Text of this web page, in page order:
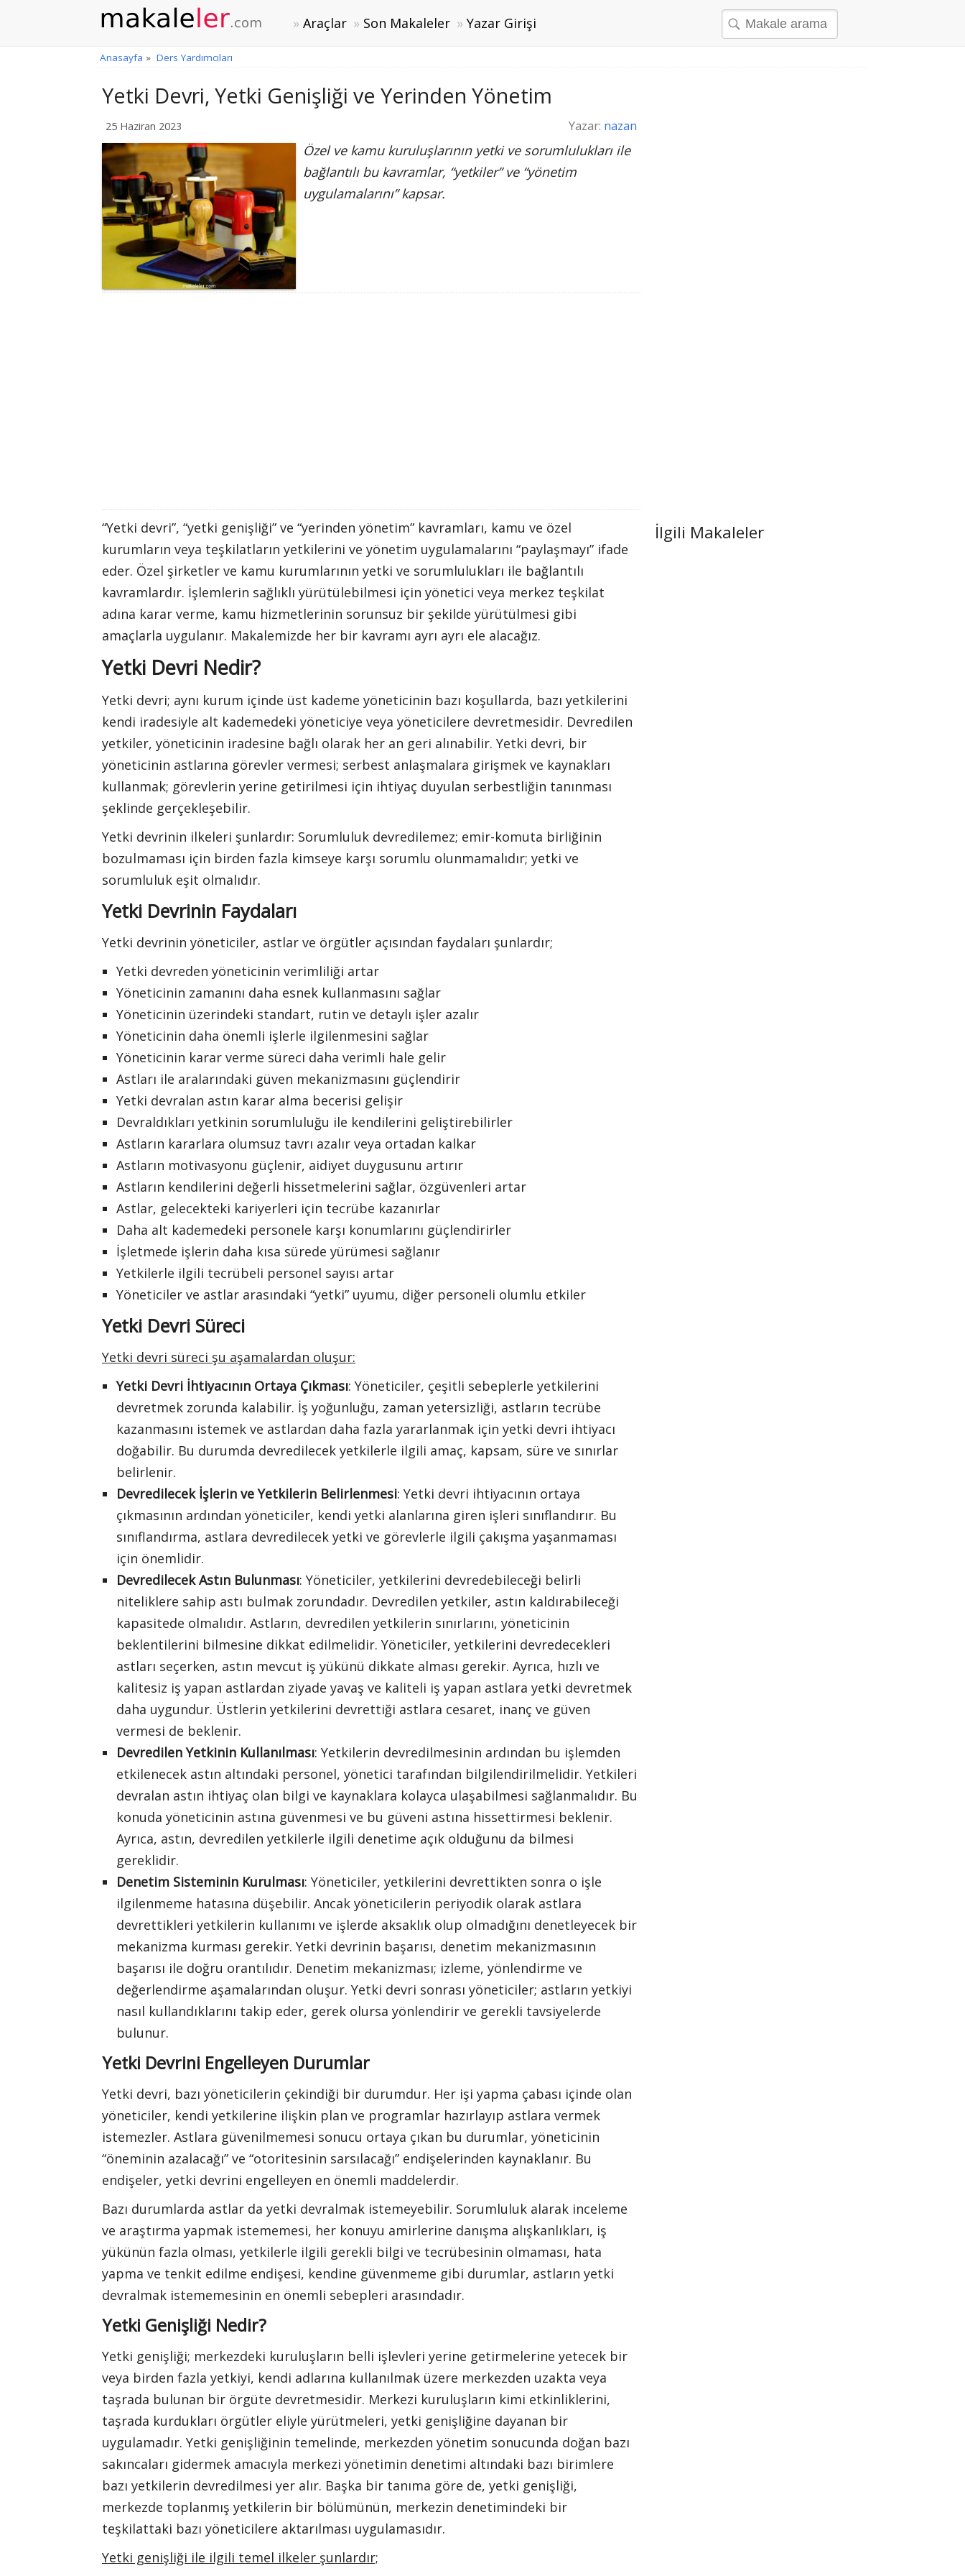
Araçlar Son Makaleler Yazar Girişi
Anasayfa » Ders Yardımcıları
Yetki Devri, Yetki Genişliği ve Yerinden Yönetim
25 Haziran 2023 Yazar: nazan
Özel ve kamu kuruluşlarının yetki ve sorumlulukları ile
bağlantılı bu kavramlar, “yetkiler” ve “yönetim
uygulamalarını” kapsar.
“Yetki devri”, “yetki genişliği” ve “yerinden yönetim” kavramları, kamu ve özel
kurumların veya teşkilatların yetkilerini ve yönetim uygulamalarını “paylaşmayı” ifade
eder. Özel şirketler ve kamu kurumlarının yetki ve sorumlulukları ile bağlantılı
kavramlardır. İşlemlerin sağlıklı yürütülebilmesi için yönetici veya merkez teşkilat
adına karar verme, kamu hizmetlerinin sorunsuz bir şekilde yürütülmesi gibi
amaçlarla uygulanır. Makalemizde her bir kavramı ayrı ayrı ele alacağız.
Yetki Devri Nedir?
Yetki devri; aynı kurum içinde üst kademe yöneticinin bazı koşullarda, bazı yetkilerini
kendi iradesiyle alt kademedeki yöneticiye veya yöneticilere devretmesidir. Devredilen
yetkiler, yöneticinin iradesine bağlı olarak her an geri alınabilir. Yetki devri, bir
yöneticinin astlarına görevler vermesi; serbest anlaşmalara girişmek ve kaynakları
kullanmak; görevlerin yerine getirilmesi için ihtiyaç duyulan serbestliğin tanınması
şeklinde gerçekleşebilir.
Yetki devrinin ilkeleri şunlardır: Sorumluluk devredilemez; emir-komuta birliğinin
bozulmaması için birden fazla kimseye karşı sorumlu olunmamalıdır; yetki ve
sorumluluk eşit olmalıdır.
Yetki Devrinin Faydaları
Yetki devrinin yöneticiler, astlar ve örgütler açısından faydaları şunlardır;
Yetki devreden yöneticinin verimliliği artar
Yöneticinin zamanını daha esnek kullanmasını sağlar
Yöneticinin üzerindeki standart, rutin ve detaylı işler azalır
Yöneticinin daha önemli işlerle ilgilenmesini sağlar
Yöneticinin karar verme süreci daha verimli hale gelir
Astları ile aralarındaki güven mekanizmasını güçlendirir
Yetki devralan astın karar alma becerisi gelişir
Devraldıkları yetkinin sorumluluğu ile kendilerini geliştirebilirler
Astların kararlara olumsuz tavrı azalır veya ortadan kalkar
Astların motivasyonu güçlenir, aidiyet duygusunu artırır
Astların kendilerini değerli hissetmelerini sağlar, özgüvenleri artar
Astlar, gelecekteki kariyerleri için tecrübe kazanırlar
Daha alt kademedeki personele karşı konumlarını güçlendirirler
İşletmede işlerin daha kısa sürede yürümesi sağlanır
Yetkilerle ilgili tecrübeli personel sayısı artar
Yöneticiler ve astlar arasındaki “yetki” uyumu, diğer personeli olumlu etkiler
Yetki Devri Süreci
Yetki devri süreci şu aşamalardan oluşur:
Yetki Devri İhtiyacının Ortaya Çıkması: Yöneticiler, çeşitli sebeplerle yetkilerini
devretmek zorunda kalabilir. İş yoğunluğu, zaman yetersizliği, astların tecrübe
kazanmasını istemek ve astlardan daha fazla yararlanmak için yetki devri ihtiyacı
doğabilir. Bu durumda devredilecek yetkilerle ilgili amaç, kapsam, süre ve sınırlar
belirlenir.
Devredilecek İşlerin ve Yetkilerin Belirlenmesi: Yetki devri ihtiyacının ortaya
çıkmasının ardından yöneticiler, kendi yetki alanlarına giren işleri sınıflandırır. Bu
sınıflandırma, astlara devredilecek yetki ve görevlerle ilgili çakışma yaşanmaması
için önemlidir.
Devredilecek Astın Bulunması: Yöneticiler, yetkilerini devredebileceği belirli
niteliklere sahip astı bulmak zorundadır. Devredilen yetkiler, astın kaldırabileceği
kapasitede olmalıdır. Astların, devredilen yetkilerin sınırlarını, yöneticinin
beklentilerini bilmesine dikkat edilmelidir. Yöneticiler, yetkilerini devredecekleri
astları seçerken, astın mevcut iş yükünü dikkate alması gerekir. Ayrıca, hızlı ve
kalitesiz iş yapan astlardan ziyade yavaş ve kaliteli iş yapan astlara yetki devretmek
daha uygundur. Üstlerin yetkilerini devrettiği astlara cesaret, inanç ve güven
vermesi de beklenir.
Devredilen Yetkinin Kullanılması: Yetkilerin devredilmesinin ardından bu işlemden
etkilenecek astın altındaki personel, yönetici tarafından bilgilendirilmelidir. Yetkileri
devralan astın ihtiyaç olan bilgi ve kaynaklara kolayca ulaşabilmesi sağlanmalıdır. Bu
konuda yöneticinin astına güvenmesi ve bu güveni astına hissettirmesi beklenir.
Ayrıca, astın, devredilen yetkilerle ilgili denetime açık olduğunu da bilmesi
gereklidir.
Denetim Sisteminin Kurulması: Yöneticiler, yetkilerini devrettikten sonra o işle
ilgilenmeme hatasına düşebilir. Ancak yöneticilerin periyodik olarak astlara
devrettikleri yetkilerin kullanımı ve işlerde aksaklık olup olmadığını denetleyecek bir
mekanizma kurması gerekir. Yetki devrinin başarısı, denetim mekanizmasının
başarısı ile doğru orantılıdır. Denetim mekanizması; izleme, yönlendirme ve
değerlendirme aşamalarından oluşur. Yetki devri sonrası yöneticiler; astların yetkiyi
nasıl kullandıklarını takip eder, gerek olursa yönlendirir ve gerekli tavsiyelerde
bulunur.
Yetki Devrini Engelleyen Durumlar
Yetki devri, bazı yöneticilerin çekindiği bir durumdur. Her işi yapma çabası içinde olan
yöneticiler, kendi yetkilerine ilişkin plan ve programlar hazırlayıp astlara vermek
istemezler. Astlara güvenilmemesi sonucu ortaya çıkan bu durumlar, yöneticinin
“öneminin azalacağı” ve “otoritesinin sarsılacağı” endişelerinden kaynaklanır. Bu
endişeler, yetki devrini engelleyen en önemli maddelerdir.
Bazı durumlarda astlar da yetki devralmak istemeyebilir. Sorumluluk alarak inceleme
ve araştırma yapmak istememesi, her konuyu amirlerine danışma alışkanlıkları, iş
yükünün fazla olması, yetkilerle ilgili gerekli bilgi ve tecrübesinin olmaması, hata
yapma ve tenkit edilme endişesi, kendine güvenmeme gibi durumlar, astların yetki
devralmak istememesinin en önemli sebepleri arasındadır.
Yetki Genişliği Nedir?
Yetki genişliği; merkezdeki kuruluşların belli işlevleri yerine getirmelerine yetecek bir
veya birden fazla yetkiyi, kendi adlarına kullanılmak üzere merkezden uzakta veya
taşrada bulunan bir örgüte devretmesidir. Merkezi kuruluşların kimi etkinliklerini,
taşrada kurdukları örgütler eliyle yürütmeleri, yetki genişliğine dayanan bir
uygulamadır. Yetki genişliğinin temelinde, merkezden yönetim sonucunda doğan bazı
sakıncaları gidermek amacıyla merkezi yönetimin denetimi altındaki bazı birimlere
bazı yetkilerin devredilmesi yer alır. Başka bir tanıma göre de, yetki genişliği,
merkezde toplanmış yetkilerin bir bölümünün, merkezin denetimindeki bir
teşkilattaki bazı yöneticilere aktarılması uygulamasıdır.
Yetki genişliği ile ilgili temel ilkeler şunlardır;
İlgili Makaleler